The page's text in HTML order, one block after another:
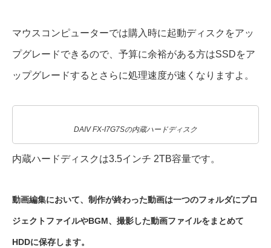
マウスコンピューターでは購入時に起動ディスクをアッ
プグレードできるので、予算に余裕がある方はSSDをア
ップグレードするとさらに処理速度が速くなりますよ。
DAIV FX-I7G7Sの内蔵ハードディスク
内蔵ハードディスクは3.5インチ 2TB容量です。
動画編集において、制作が終わった動画は一つのフォルダにプロ
ジェクトファイルやBGM、撮影した動画ファイルをまとめて
HDDに保存します。